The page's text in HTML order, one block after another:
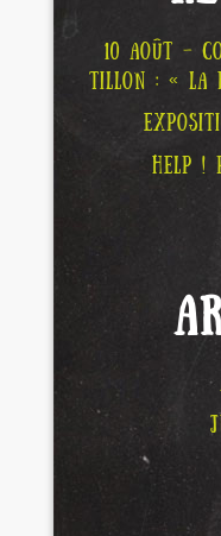
10 AOÛT –
TILLON : « LA
HELP !